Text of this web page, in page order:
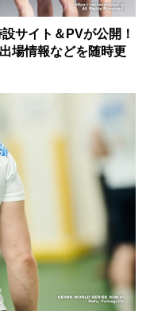
サイト＆PVが公開！
場情報などを随時更